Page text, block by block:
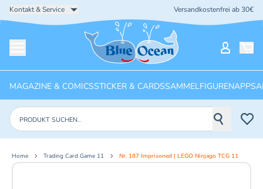
Kontakt & Service Versandkostenfrei ab 30€
Startseite
MAGAZINE & COMICSSTICKER & CARDSSAMMELFIGURENAPPS
Produkte suchen
Home Trading Card Game 11 Nr. 187 Imprisoned | LEGO Ninjago TCG 11